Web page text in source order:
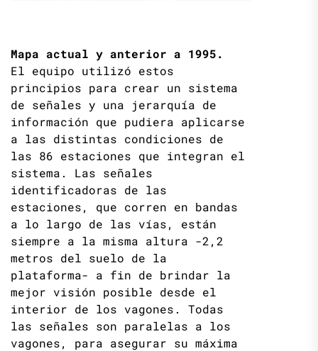
Mapa actual y anterior a 1995.
El equipo utilizó estos
principios para crear un sistema
de señales y una jerarquía de
información que pudiera aplicarse
a las distintas condiciones de
las 86 estaciones que integran el
sistema. Las señales
identificadoras de las
estaciones, que corren en bandas
a lo largo de las vías, están
siempre a la misma altura -2,2
metros del suelo de la
plataforma- a fin de brindar la
mejor visión posible desde el
interior de los vagones. Todas
las señales son paralelas a los
vagones, para asegurar su máxima